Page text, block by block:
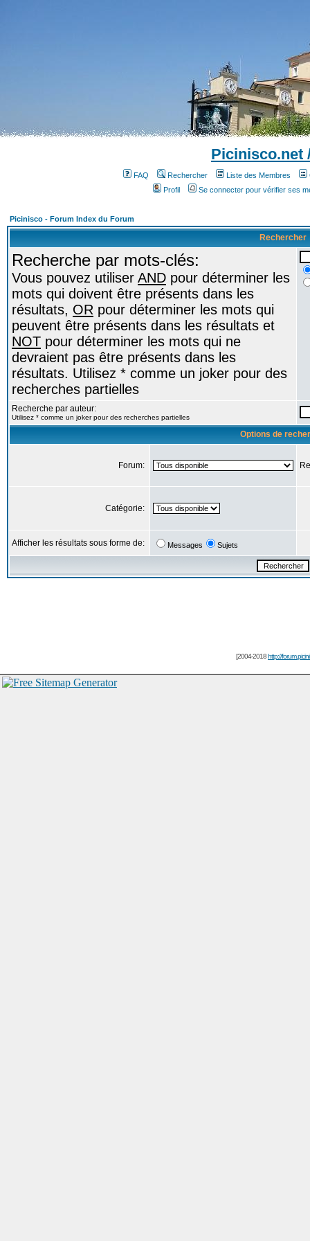
Picinisco.net
FAQ Rechercher Liste des Membres
Profil
Se connecter pour vérifier ses
Picinisco - Forum Index du Forum
Rechercher
Recherche par mots-clés:
Vous pouvez utiliser AND pour déterminer les
mots qui doivent être présents dans les
résultats, OR pour déterminer les mots qui
peuvent être présents dans les résultats et
NOT pour déterminer les mots qui ne
devraient pas être présents dans les
résultats. Utilisez * comme un joker pour des
recherches partielles
Recherche par auteur:
Utilisez * comme un joker pour des recherches partielles
Options de
Forum:
Catégorie:
Afficher les résultats sous forme de: Messages Sujets
[2004-2018http://